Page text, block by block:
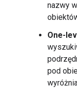
nazwy
One-
pod